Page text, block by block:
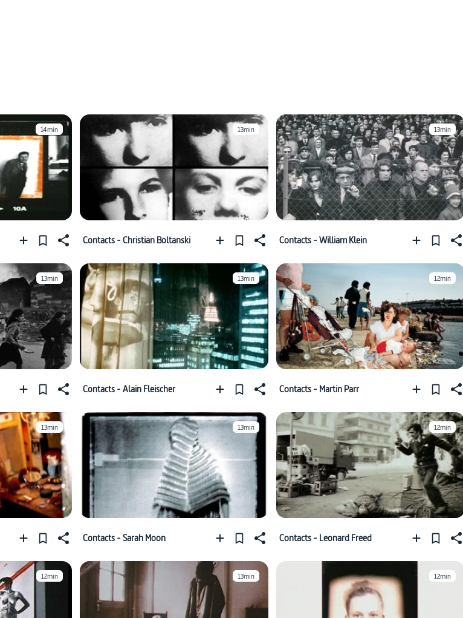
14min 13min
Contacts - Christian Boltanski
13min
Contacts - William Klein
13min 13min
Contacts - Alain Fleischer
12min
Contacts - Martin Parr
13min 13min
Contacts - Sarah Moon
12min
Contacts - Leonard Freed
12min 13min 12min